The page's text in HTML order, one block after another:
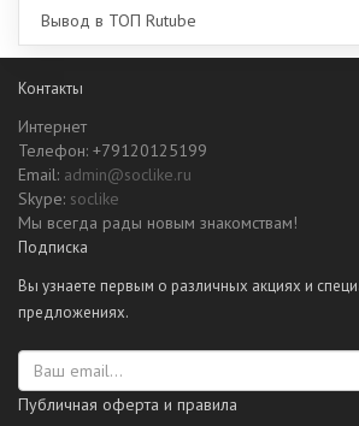
Вывод в ТОП Rutube
Контакты
Интернет
Телефон: +79120125199
Email: admin@soclike.ru
Skype: soclike
Мы всегда рады новым знакомствам!
Подписка
Вы узнаете первым о различных акциях и
предложениях.
Публичная оферта и правила